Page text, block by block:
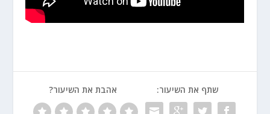
שתף את השיעור: אהבת את השיעור?